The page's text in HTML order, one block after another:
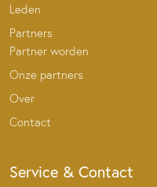
Leden
Partners
Partner worden
Onze partners
Over
Contact
Service & Contact